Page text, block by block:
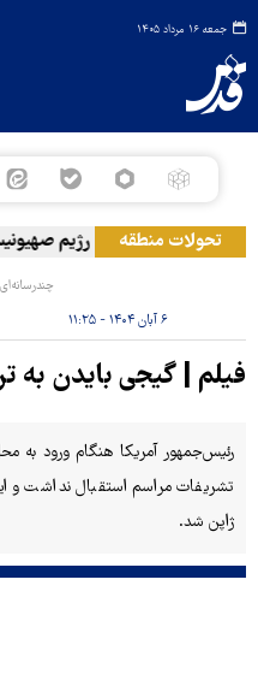
جمعه ۱۶ مرداد ۱۴۰۵
تحولات منطقهحمله رژیم
چندرسانه‌ای
۶ آبان ۱۴۰۴ - ۱۱:۲۵
فیلم | گیجی بایدن به
رئیس‌جمهور آمریکا هنگام ورود به
تشریفات مراسم استقبال نداشت و
ژاپن شد.